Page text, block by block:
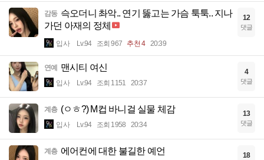
감동 슥오더니 촤악.. 연기 뚫고는 가슴 툭툭.. 지나
가던 아재의 정체
입사 Lv.94 조회 967 추천 4 20:39
12
댓글
연예 맨시티 여신
입사 Lv.94 조회 1151 20:37
4
댓글
계층 (ㅇㅎ?) M컵 바니걸 실물 체감
입사 Lv.94 조회 1958 20:34
13
댓글
계층 에어컨에 대한 불길한 예언 18